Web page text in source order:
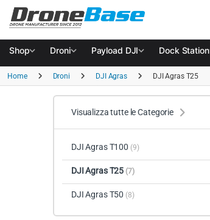
Salta alla navigazione
Salta al contenuto
Shop Droni Payload DJI Dock Station
Home Droni DJI Agras DJI Agras T25
Visualizza tutte le Categorie
DJI Agras T100 (9)
DJI Agras T25 (7)
DJI Agras T50 (8)